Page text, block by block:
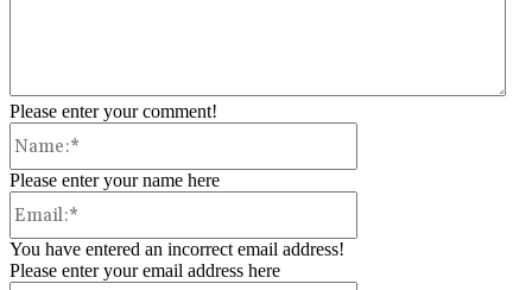
Please enter your comment!
Please enter your name here
You have entered an incorrect email address!
Please enter your email address here